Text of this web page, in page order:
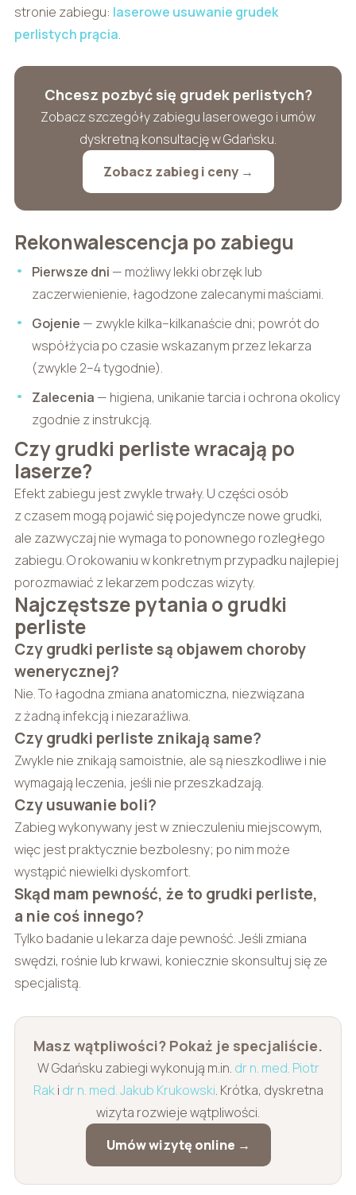
stronie zabiegu: laserowe usuwanie grudek
perlistych prącia.
Chcesz pozbyć się grudek perlistych?
Zobacz szczegóły zabiegu laserowego i umów
dyskretną konsultację w Gdańsku.
Zobacz zabieg i ceny →
Rekonwalescencja po zabiegu
Pierwsze dni — możliwy lekki obrzęk lub
zaczerwienienie, łagodzone zalecanymi maściami.
Gojenie — zwykle kilka–kilkanaście dni; powrót do
współżycia po czasie wskazanym przez lekarza
(zwykle 2–4 tygodnie).
Zalecenia — higiena, unikanie tarcia i ochrona okolicy
zgodnie z instrukcją.
Czy grudki perliste wracają po
laserze?
Efekt zabiegu jest zwykle trwały. U części osób
z czasem mogą pojawić się pojedyncze nowe grudki,
ale zazwyczaj nie wymaga to ponownego rozległego
zabiegu. O rokowaniu w konkretnym przypadku najlepiej
porozmawiać z lekarzem podczas wizyty.
Najczęstsze pytania o grudki
perliste
Czy grudki perliste są objawem choroby
wenerycznej?
Nie. To łagodna zmiana anatomiczna, niezwiązana
z żadną infekcją i niezaraźliwa.
Czy grudki perliste znikają same?
Zwykle nie znikają samoistnie, ale są nieszkodliwe i nie
wymagają leczenia, jeśli nie przeszkadzają.
Czy usuwanie boli?
Zabieg wykonywany jest w znieczuleniu miejscowym,
więc jest praktycznie bezbolesny; po nim może
wystąpić niewielki dyskomfort.
Skąd mam pewność, że to grudki perliste,
a nie coś innego?
Tylko badanie u lekarza daje pewność. Jeśli zmiana
swędzi, rośnie lub krwawi, koniecznie skonsultuj się ze
specjalistą.
Masz wątpliwości? Pokaż je specjaliście.
W Gdańsku zabiegi wykonują m.in. dr n. med. Piotr
Raki dr n. med. Jakub Krukowski. Krótka, dyskretna
wizyta rozwieje wątpliwości.
Umów wizytę online →